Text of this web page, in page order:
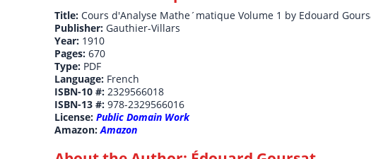
Title:Cours d'Analyse Mathe´matique Volume 1 by Edouard
Publisher:Gauthier-Villars
Year: 1910
Pages:670
Type: PDF
Language: French
ISBN-10 #:2329566018
ISBN-13 #:978-2329566016
License:Public Domain Work
Amazon:Amazon